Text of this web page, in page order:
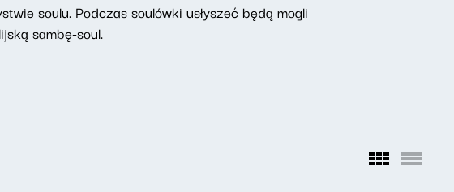
soulu. Podczas soulówki usłyszeć będą mogli
sambę-soul.